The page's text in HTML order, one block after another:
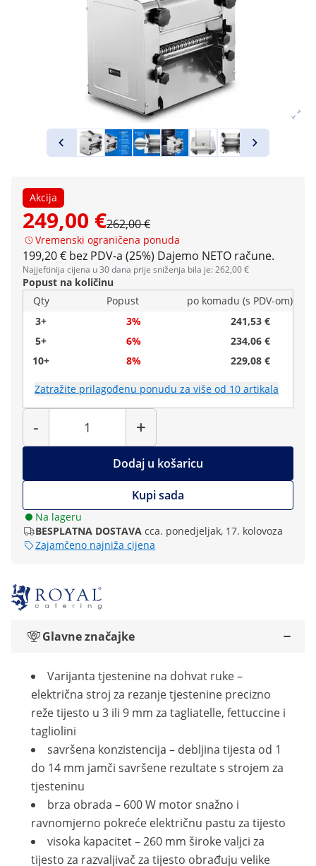
Akcija
249,00 €262,00 €
Vremenski ograničena ponuda
199,20 € bez PDV-a (25%) Dajemo NETO račune.
Najjeftinija cijena u 30 dana prije sniženja bila je: 262,00 €
Popust na količinu
Qty
Popust
po komadu (s PDV-om)
3+
3%
241,53 €
5+
6%
234,06 €
10+
8% 229,08 €
Zatražite prilagođenu ponudu za više od 10 artikala
-
Količina
+
Dodaj u košaricu
Kupi sada
Na lageru
BESPLATNA DOSTAVA cca. ponedjeljak, 17. kolovoza
Zajamčeno najniža cijena
Glavne značajke
Varijanta tjestenine na dohvat ruke –
električna stroj za rezanje tjestenine precizno
reže tijesto u 3 ili 9 mm za tagliatelle, fettuccine i
tagliolini
savršena konzistencija – debljina tijesta od 1
do 14 mm jamči savršene rezultate s strojem za
tjesteninu
brza obrada – 600 W motor snažno i
ravnomjerno pokreće električnu pastu za tijesto
visoka kapacitet – 260 mm široke valjci za
tijesto za razvaljivač za tijesto obrađuju velike